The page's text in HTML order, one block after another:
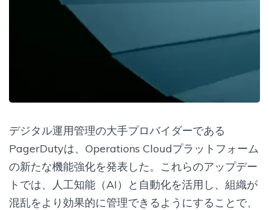
デジタル運用管理の大手プロバイダーである
PagerDutyは、Operations Cloudプラットフォーム
の新たな機能強化を発表した。これらのアップデー
トでは、人工知能（AI）と自動化を活用し、組織が
混乱をより効果的に管理できるようにすることで、